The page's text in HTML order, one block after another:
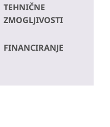
TEHNIČNE
ZMOGLJIVOSTI
FINANCIRANJE